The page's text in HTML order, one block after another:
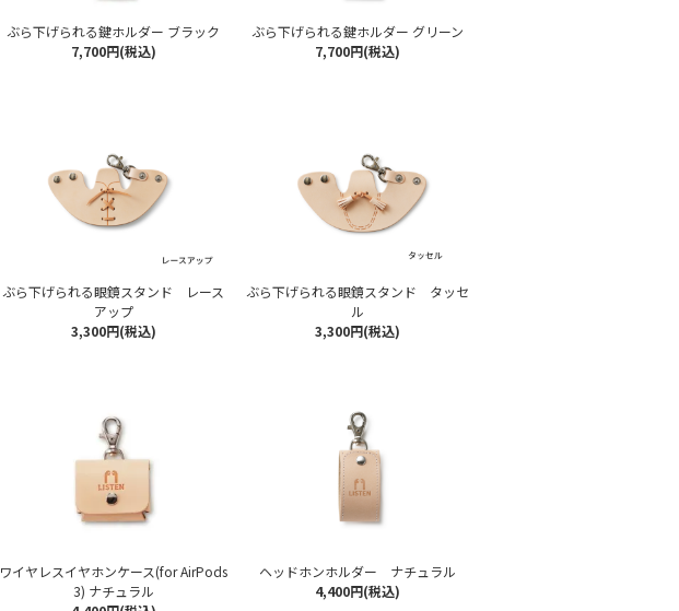
ぶら下げられる鍵ホルダー ブラック
7,700円(税込)
ぶら下げられる鍵ホルダー グリーン
7,700円(税込)
ぶら下げられる眼鏡スタンド レース
アップ
3,300円(税込)
ぶら下げられる眼鏡スタンド タッセ
ル
3,300円(税込)
ワイヤレスイヤホンケース(for AirPods
3) ナチュラル
ヘッドホンホルダー ナチュラル
4,400円(税込)